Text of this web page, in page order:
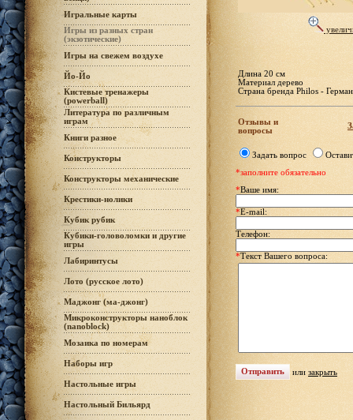
Игральные карты
Игры из разных стран
(экзотические)
Игры на свежем воздухе
Йо-Йо
Кистевые тренажеры
(powerball)
Литература по различным
играм
Книги разное
Конструкторы
Конструкторы механические
Крестики-нолики
Кубик рубик
Кубики-головоломки и другие
игры
Лабиринтусы
Лото (русское лото)
Маджонг (ма-джонг)
Микроконструкторы наноблок
(nanoblock)
Мозаика по номерам
Наборы игр
Настольные игры
Настольный Бильярд
Длина 20 см
Материал дерево
Страна бренда Philos -
Отзывы и
вопросы
Задать вопрос
*заполните обязательно
*Ваше имя:
*E-mail:
Телефон:
*Текст Вашего вопроса:
или закрыть